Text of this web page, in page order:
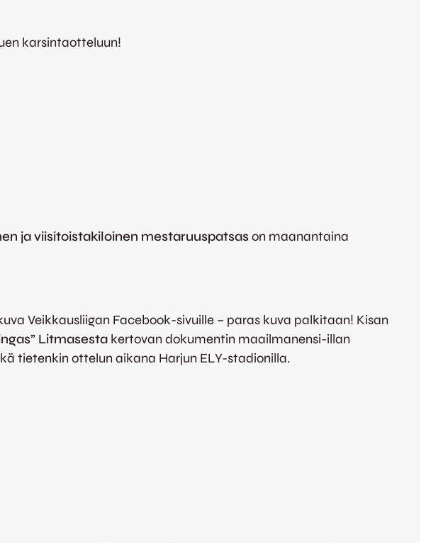
karsintaotteluun!
ja viisitoistakiloinen mestaruuspatsason maanantaina
Veikkausliigan Facebook-sivuille – paras kuva palkitaan! Kisan
Litmasesta kertovan dokumentin maailmanensi-illan
tietenkin ottelun aikana Harjun ELY-stadionilla.